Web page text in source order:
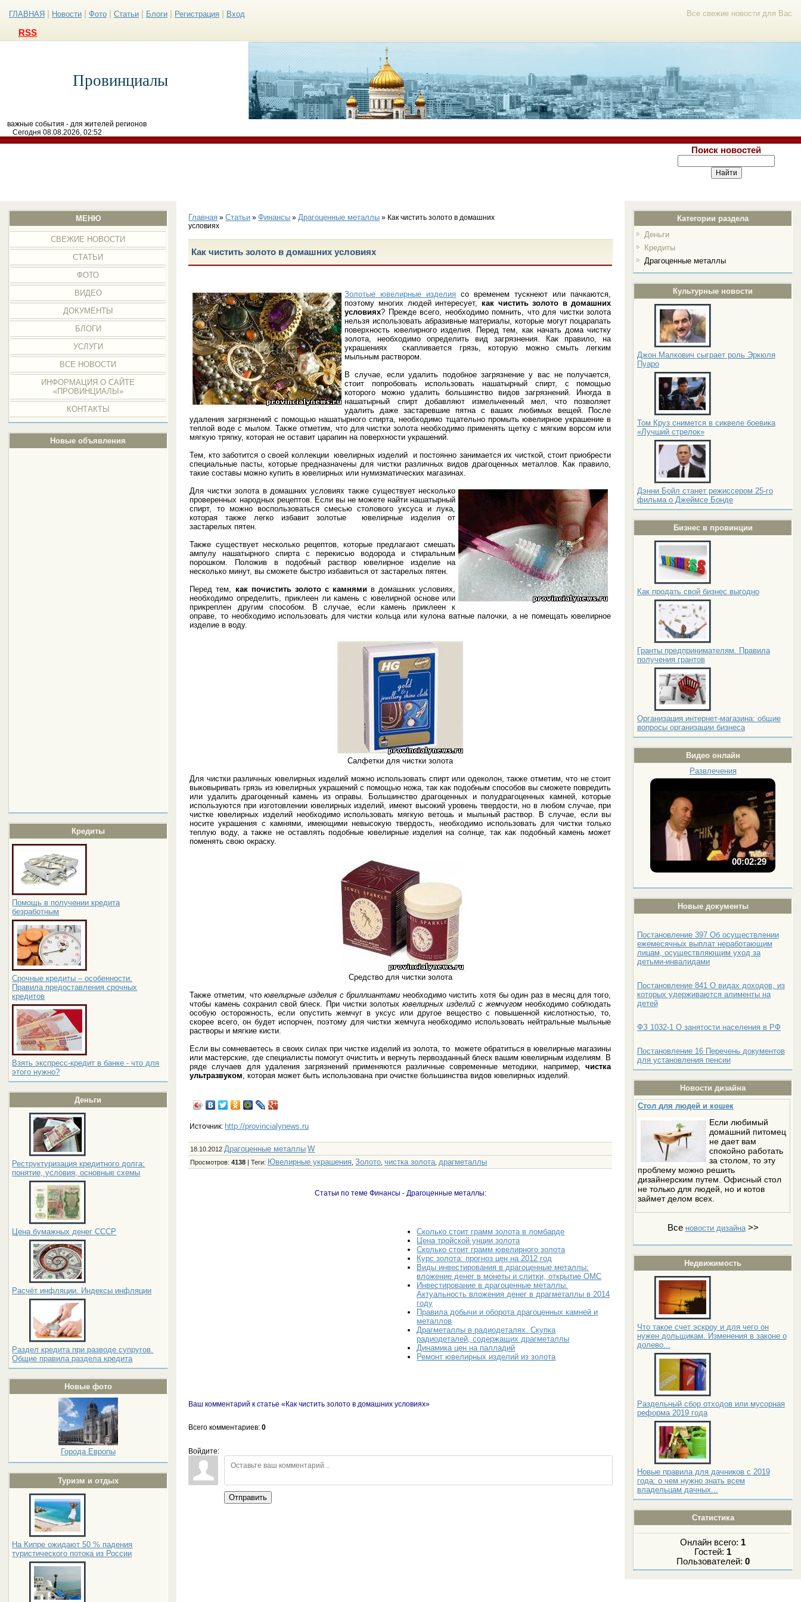
Все свежие новости для Вас
ГЛАВНАЯ Новости Фото Статьи Блоги Регистрация Вход
RSS
Провинциалы
важные события - для жителей регионов
Сегодня 08.08.2026, 02:52
Поиск новостей
МЕНЮ
СВЕЖИЕ НОВОСТИ
СТАТЬИ
ФОТО
ВИДЕО
ДОКУМЕНТЫ
БЛОГИ
УСЛУГИ
ВСЕ НОВОСТИ
ИНФОРМАЦИЯ О САЙТЕ
«ПРОВИНЦИАЛЫ»
КОНТАКТЫ
Новые объявления
Кредиты
Помощь в получении кредита
безработным
Срочные кредиты – особенности.
Правила предоставления срочных
кредитов
Взять экспресс-кредит в банке - что для
этого нужно?
Деньги
Реструктуризация кредитного долга:
понятие, условия, основные схемы
Цена бумажных денег СССР
Расчёт инфляции. Индексы инфляции
Раздел кредита при разводе супругов.
Общие правила раздела кредита
Новые фото
Города Европы
Туризм и отдых
На Кипре ожидают 50 % падения
туристического потока из России
Категории раздела
Деньги
Кредиты
Драгоценные металлы
Культурные новости
Джон Малкович сыграет роль Эркюля
Пуаро
Том Круз снимется в сиквеле боевика
«Лучший стрелок»
Дэнни Бойл станет режиссером 25-го
фильма о Джеймсе Бонде
Бизнес в провинции
Как продать свой бизнес выгодно
Гранты предпринимателям. Правила
получения грантов
Организация интернет-магазина: общие
вопросы организации бизнеса
Видео онлайн
Развлечения
00:02:29
Новые документы
Постановление 397 Об осуществлении
ежемесячных выплат неработающим
лицам, осуществляющим уход за
детьми-инвалидами
Постановление 841 О видах доходов, из
которых удерживаются алименты на
детей
ФЗ 1032-1 О занятости населения в РФ
Постановление 16 Перечень документов
для установления пенсии
Новости дизайна
Стол для людей и кошек
Если любимый
домашний питомец
не дает вам
спокойно работать
за столом, то эту
проблему можно решить
дизайнерским путем. Офисный стол
не только для людей, но и котов
займет делом всех.
Все новости дизайна>>
Недвижимость
Что такое счет эскроу и для чего он
нужен дольщикам. Изменения в законе о
долево...
Раздельный сбор отходов или мусорная
реформа 2019 года
Новые правила для дачников с 2019
года: о чем нужно знать всем
владельцам дачных...
Статистика
Онлайн всего: 1
Гостей: 1
Пользователей: 0
Главная »Статьи »Финансы »Драгоценные металлы » Как чистить золото в домашних
условиях
Как чистить золото в домашних условиях
Золотые ювелирные изделия со временем тускнеют или пачкаются,
поэтому многих людей интересует, как чистить золото в домашних
условиях? Прежде всего, необходимо помнить, что для чистки золота
нельзя использовать абразивные материалы, которые могут поцарапать
поверхность ювелирного изделия. Перед тем, как начать дома чистку
золота, необходимо определить вид загрязнения. Как правило, на
украшениях скапливается грязь, которую можно смыть легким
мыльным раствором.
В случае, если удалить подобное загрязнение у вас не получается,
стоит попробовать использовать нашатырный спирт, с помощью
которого можно удалить большинство видов загрязнений. Иногда в
нашатырный спирт добавляют измельченный мел, что позволяет
удалить даже застаревшие пятна с ваших любимых вещей. После
удаления загрязнений с помощью нашатырного спирта, необходимо тщательно промыть ювелирное украшение в
теплой воде с мылом. Также отметим, что для чистки золота необходимо применять щетку с мягким ворсом или
мягкую тряпку, которая не оставит царапин на поверхности украшений.
Тем, кто заботится о своей коллекции ювелирных изделий и постоянно занимается их чисткой, стоит приобрести
специальные пасты, которые предназначены для чистки различных видов драгоценных металлов. Как правило,
такие составы можно купить в ювелирных или нумизматических магазинах.
Для чистки золота в домашних условиях также существует несколько
проверенных народных рецептов. Если вы не можете найти нашатырный
спирт, то можно воспользоваться смесью столового уксуса и лука,
которая также легко избавит золотые ювелирные изделия от
застарелых пятен.
Также существует несколько рецептов, которые предлагают смешать
ампулу нашатырного спирта с перекисью водорода и стиральным
порошком. Положив в подобный раствор ювелирное изделие на
несколько минут, вы сможете быстро избавиться от застарелых пятен.
Перед тем, как почистить золото с камнями в домашних условиях,
необходимо определить, приклеен ли камень с ювелирной основе или
прикреплен другим способом. В случае, если камень приклеен к
оправе, то необходимо использовать для чистки кольца или кулона ватные палочки, а не помещать ювелирное
изделие в воду.
Салфетки для чистки золота
Для чистки различных ювелирных изделий можно использовать спирт или одеколон, также отметим, что не стоит
выковыривать грязь из ювелирных украшений с помощью ножа, так как подобным способов вы сможете повредить
или удалить драгоценный камень из оправы. Большинство драгоценных и полудрагоценных камней, которые
используются при изготовлении ювелирных изделий, имеют высокий уровень твердости, но в любом случае, при
чистке ювелирных изделий необходимо использовать мягкую ветошь и мыльный раствор. В случае, если вы
носите украшения с камнями, имеющими невысокую твердость, необходимо использовать для чистки только
теплую воду, а также не оставлять подобные ювелирные изделия на солнце, так как подобный камень может
поменять свою окраску.
Средство для чистки золота
Также отметим, чтоювелирные изделия с бриллиантами необходимо чистить хотя бы один раз в месяц для того,
чтобы камень сохранил свой блеск. При чистки золотыхювелирных изделий с жемчугомнеобходимо соблюдать
особую осторожность, если опустить жемчуг в уксус или другое вещество с повышенной кислотностью, то,
скорее всего, он будет испорчен, поэтому для чистки жемчуга необходимо использовать нейтральные мыльные
растворы и мягкие кисти.
Если вы сомневаетесь в своих силах при чистке изделий из золота, то можете обратиться в ювелирные магазины
или мастерские, где специалисты помогут очистить и вернуть первозданный блеск вашим ювелирным изделиям. В
ряде случаев для удаления загрязнений применяются различные современные методики, например,чистка
ультразвуком , которая может быть использована при очистке большинства видов ювелирных изделий.
Источник: http://provincialynews.ru
18.10.2012 Драгоценные металлы W
Просмотров:4138 |Теги: Ювелирные украшения ,Золото ,чистка золота драгметаллы
Статьи по теме Финансы - Драгоценные металлы:
Сколько стоит грамм золота в ломбарде
Цена тройской унции золота
Сколько стоит грамм ювелирного золота
Курс золота: прогноз цен на 2012 год
Виды инвестирования в драгоценные металлы:
вложение денег в монеты и слитки, открытие ОМС
Инвестирование в драгоценные металлы.
Актуальность вложения денег в драгметаллы в 2014
году
Правила добычи и оборота драгоценных камней и
металлов
Драгметаллы в радиодеталях. Скупка
радиодеталей, содержащих драгметаллы
Динамика цен на палладий
Ремонт ювелирных изделий из золота
Ваш комментарий к статье «Как чистить золото в домашних условиях»
Всего комментариев:0
Войдите:
Отправить